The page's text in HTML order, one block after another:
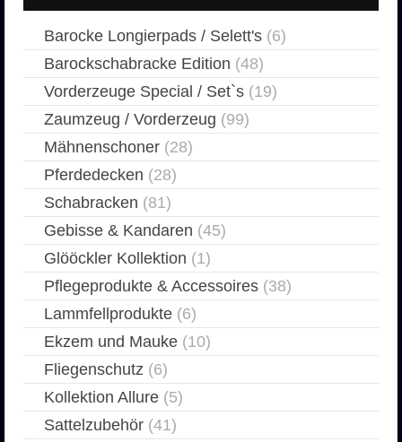
Barocke Longierpads / Selett's (6)
Barockschabracke Edition (48)
Vorderzeuge Special / Set`s (19)
Zaumzeug / Vorderzeug (99)
Mähnenschoner (28)
Pferdedecken (28)
Schabracken (81)
Gebisse & Kandaren (45)
Glööckler Kollektion (1)
Pflegeprodukte & Accessoires (38)
Lammfellprodukte (6)
Ekzem und Mauke (10)
Fliegenschutz (6)
Kollektion Allure (5)
Sattelzubehör (41)